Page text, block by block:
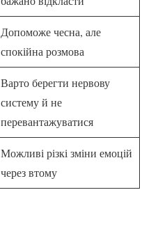
Допоможе чесна, але
спокійна розмова
Варто берегти нервову
систему й не
перевантажуватися
Можливі різкі зміни емоцій
через втому